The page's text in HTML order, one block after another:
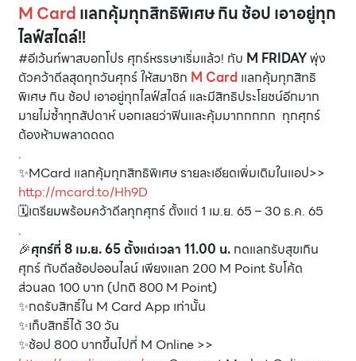
M Cardแลกคุ้มทุกสิทธิพิเศษ กิน ช้อป เอาอยู่ทุก
ไลฟ์สไตล์!!
#อีเว้นท์พาสบอกโปร ศุกร์หรรษาเริ่มแล้ว! กับ M FRIDAYพุ่ง
ตัวคว้าดีลสุดทุกวันศุกร์ ให้สมาชิก M Card แลกคุ้มทุกสิทธิ
พิเศษ กิน ช้อป เอาอยู่ทุกไลฟ์สไตล์ และมีสิทธิประโยชน์อีกมาก
มายไม่ซํ้าทุกสัปดาห์ บอกเลยว่าฟินและคุ้มมากกกกก ทุกศุกร์
ต้องห้ามพลาดดดด
.
✨MCard แลกคุ้มทุกสิทธิพิเศษ รายละเอียดเพิ่มเติมในแอป>>
http://mcard.to/Hh9D
🗓เตรียมพร้อมคว้าดีลทุกศุกร์ ตั้งแต่ 1 เม.ย. 65 – 30 ธ.ค. 65
.
🎉ศุกร์ที่ 8 เม.ย. 65 ตั้งแต่เวลา 11.00 น. กดแลกรับสุขเกิน
ศุกร์ กับดีลช้อปออนไลน์ เพียงแลก 200 M Point รับโค้ด
ส่วนลด 100 บาท (ปกติ 800 M Point)
✨กดรับสิทธิ์ใน M Card App เท่านั้น
✨เก็บสิทธิ์ได้ 30 วัน
✨ช้อป 800 บาทขึ้นไปที่ M Online >>